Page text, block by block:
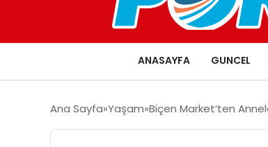
ANASAYFA GUNCEL
Ana Sayfa Yaşam Biçen Market’ten